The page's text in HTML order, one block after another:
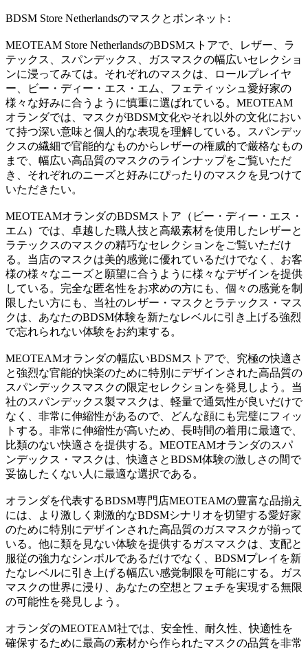
BDSM Store Netherlandsのマスクとボンネット:
MEOTEAM Store NetherlandsのBDSMストアで、レザー、ラ
テックス、スパンデックス、ガスマスクの幅広いセレクショ
ンに浸ってみては。それぞれのマスクは、ロールプレイヤ
ー、ビー・ディー・エス・エム、フェティッシュ愛好家の
様々な好みに合うように慎重に選ばれている。MEOTEAM
オランダでは、マスクがBDSM文化やそれ以外の文化におい
て持つ深い意味と個人的な表現を理解している。スパンデッ
クスの繊細で官能的なものからレザーの権威的で厳格なもの
まで、幅広い高品質のマスクのラインナップをご覧いただ
き、それぞれのニーズと好みにぴったりのマスクを見つけて
いただきたい。
MEOTEAMオランダのBDSMストア（ビー・ディー・エス・
エム）では、卓越した職人技と高級素材を使用したレザーと
ラテックスのマスクの精巧なセレクションをご覧いただけ
る。当店のマスクは美的感覚に優れているだけでなく、お客
様の様々なニーズと願望に合うように様々なデザインを提供
している。完全な匿名性をお求めの方にも、個々の感覚を制
限したい方にも、当社のレザー・マスクとラテックス・マス
クは、あなたのBDSM体験を新たなレベルに引き上げる強烈
で忘れられない体験をお約束する。
MEOTEAMオランダの幅広いBDSMストアで、究極の快適さ
と強烈な官能的快楽のために特別にデザインされた高品質の
スパンデックスマスクの限定セレクションを発見しよう。当
社のスパンデックス製マスクは、軽量で通気性が良いだけで
なく、非常に伸縮性があるので、どんな顔にも完璧にフィッ
トする。非常に伸縮性が高いため、長時間の着用に最適で、
比類のない快適さを提供する。MEOTEAMオランダのスパ
ンデックス・マスクは、快適さとBDSM体験の激しさの間で
妥協したくない人に最適な選択である。
オランダを代表するBDSM専門店MEOTEAMの豊富な品揃え
には、より激しく刺激的なBDSMシナリオを切望する愛好家
のために特別にデザインされた高品質のガスマスクが揃って
いる。他に類を見ない体験を提供するガスマスクは、支配と
服従の強力なシンボルであるだけでなく、BDSMプレイを新
たなレベルに引き上げる幅広い感覚制限を可能にする。ガス
マスクの世界に浸り、あなたの空想とフェチを実現する無限
の可能性を発見しよう。
オランダのMEOTEAM社では、安全性、耐久性、快適性を
確保するために最高の素材から作られたマスクの品質を非常